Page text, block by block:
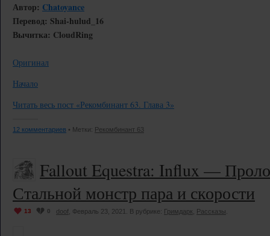
Автор: Chatoyance
Перевод: Shai-hulud_16
Вычитка: CloudRing
Оригинал
Начало
Читать весь пост «Рекомбинант 63. Глава 3»
12 комментариев • Метки: Рекомбинант 63
Fallout Equestra: Influx —
Стальной монстр пара и скорости
13 0 doof , Февраль 23, 2021. В рубрике: Гримдарк Рассказы